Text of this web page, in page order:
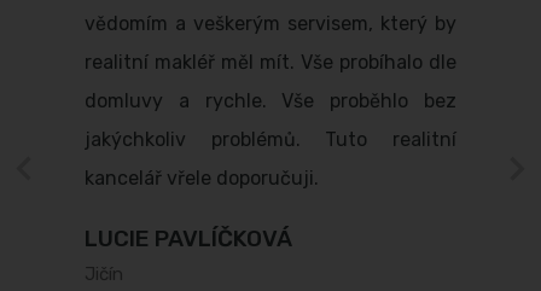
vědomím a veškerým servisem, který by
realitní makléř měl mít. Vše probíhalo dle
domluvy a rychle. Vše proběhlo bez
jakýchkoliv problémů. Tuto realitní
kancelář vřele doporučuji.
LUCIE PAVLÍČKOVÁ
Jičín